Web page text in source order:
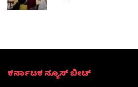
ಕರ್ನಾಟಕ ನ್ಯೂಸ್ ಬೀಟ್